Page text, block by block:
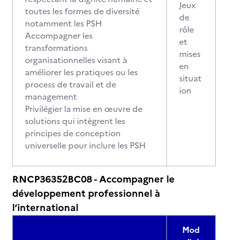
toutes les formes de diversité
notamment les PSH
Accompagner les
transformations
organisationnelles visant à
améliorer les pratiques ou les
process de travail et de
management
Privilégier la mise en œuvre de
solutions qui intègrent les
principes de conception
universelle pour inclure les PSH
Jeux
de
rôle
et
mises
en
situat
ion
RNCP36352BC08 - Accompagner le
développement professionnel à
l’international
Mod